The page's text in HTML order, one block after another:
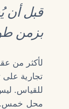
قبل أن
بزمن
تجارية على
للقياس. ليس
محل خمس.